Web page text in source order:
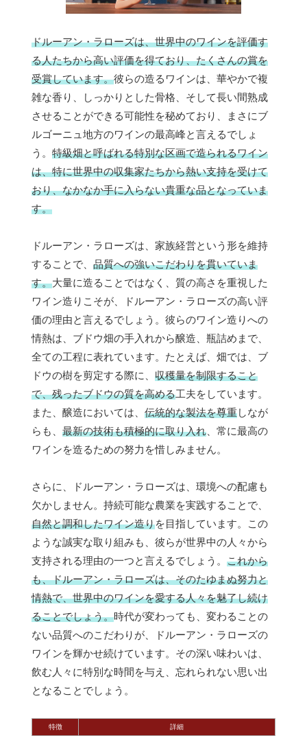
ドルーアン・ラローズは、世界中のワインを評価す
る人たちから高い評価を得ており、たくさんの賞を
受賞しています。彼らの造るワインは、華やかで複
雑な香り、しっかりとした骨格、そして長い間熟成
させることができる可能性を秘めており、まさにブ
ルゴーニュ地方のワインの最高峰と言えるでしょ
う。 特級畑と呼ばれる特別な区画で造られるワイン
は、特に世界中の収集家たちから熱い支持を受けて
おり、なかなか手に入らない貴重な品となっていま
す。
ドルーアン・ラローズは、家族経営という形を維持
することで、 品質への強いこだわりを貫いていま
す。大量に造ることではなく、質の高さを重視した
ワイン造りこそが、ドルーアン・ラローズの高い評
価の理由と言えるでしょう。彼らのワイン造りへの
情熱は、ブドウ畑の手入れから醸造、瓶詰めまで、
全ての工程に表れています。たとえば、畑では、ブ
ドウの樹を剪定する際に、 収穫量を制限すること
で、残ったブドウの質を高める工夫をしています。
また、醸造においては、 伝統的な製法を尊重しなが
らも、 最新の技術も積極的に取り入れ 、常に最高の
ワインを造るための努力を惜しみません。
さらに、ドルーアン・ラローズは、環境への配慮も
欠かしません。持続可能な農業を実践することで、
自然と調和したワイン造りを目指しています。この
ような誠実な取り組みも、彼らが世界中の人々から
支持される理由の一つと言えるでしょう。 これから
も、ドルーアン・ラローズは、そのたゆまぬ努力と
情熱で、世界中のワインを愛する人々を魅了し続け
ることでしょう。時代が変わっても、変わることの
ない品質へのこだわりが、ドルーアン・ラローズの
ワインを輝かせ続けています。その深い味わいは、
飲む人々に特別な時間を与え、忘れられない思い出
となることでしょう。
特徴 詳細